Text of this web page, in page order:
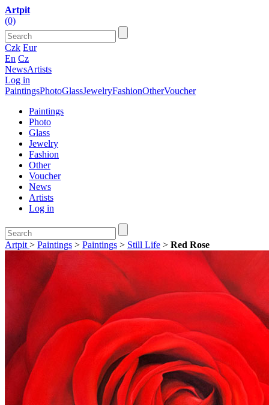
Artpit
(0)
Czk Eur
En Cz
NewsArtists
Log in
PaintingsPhotoGlassJewelryFashionOtherVoucher
Paintings
Photo
Glass
Jewelry
Fashion
Other
Voucher
News
Artists
Log in
Artpit > Paintings > Paintings > Still Life > Red Rose